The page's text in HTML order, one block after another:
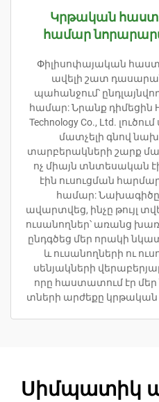
Կրթական
համար
Փիլիսոփայական
ավելի շատ
պահանջում՝
համար: Նրանք դիմեցին
Technology Co., Ltd.
մատչելի գնով
տարբերակների շարք
ոչ միայն տնտեսական
էին ուսուցման
համար:
ավարտվեց, ինչը թույլ
ուսանողներ՝ առանց
ընդգծեց մեր որակի
և ուսանողների ու
սենյակների
որը հաստատում էր
տների արժեքը կրթական
Սիմպատիկ